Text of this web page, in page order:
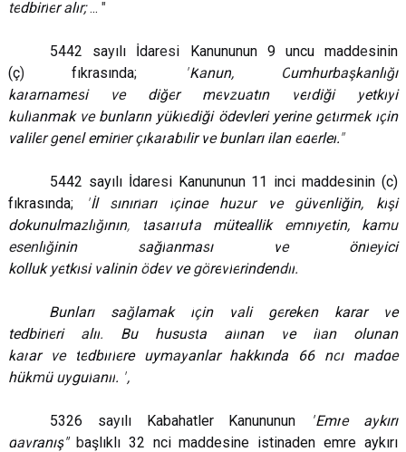
tedbirleralır;... "
5442 sayılı İdaresi Kanununun 9 uncu maddesinin
(ç)fıkrasında; "Kanun, Cumhurbaşkanlığı
kararnamesi ve diğer mevzuatın verdiği yetkiyi
kullanmak ve bunların yüklediği ödevleri yerine getirmek için
valiler genel emirler çıkarabilir vebunları ilan ederler."
5442 sayılı İdaresi Kanununun 11 inci maddesinin (c)
fıkrasında; "İl sınırları içinde huzur ve güvenliğin, kişi
dokunulmazlığının, tasarrufa müteallik emniyetin, kamu
esenliğinin sağlanması ve önleyici
kolluk yetkisi valinin ödev vegörevlerindendir.
Bunları sağlamak için vali gereken karar ve
tedbirleri alır. Bu hususta alınan ve ilan olunan
karar ve tedbirlere uymayanlar hakkında 66 ncı madde
hükmü uygulanır. ",
5326 sayılı Kabahatler Kanununun "Emre aykırı
davranış" başlıklı 32 nci maddesine istinaden emre aykırı